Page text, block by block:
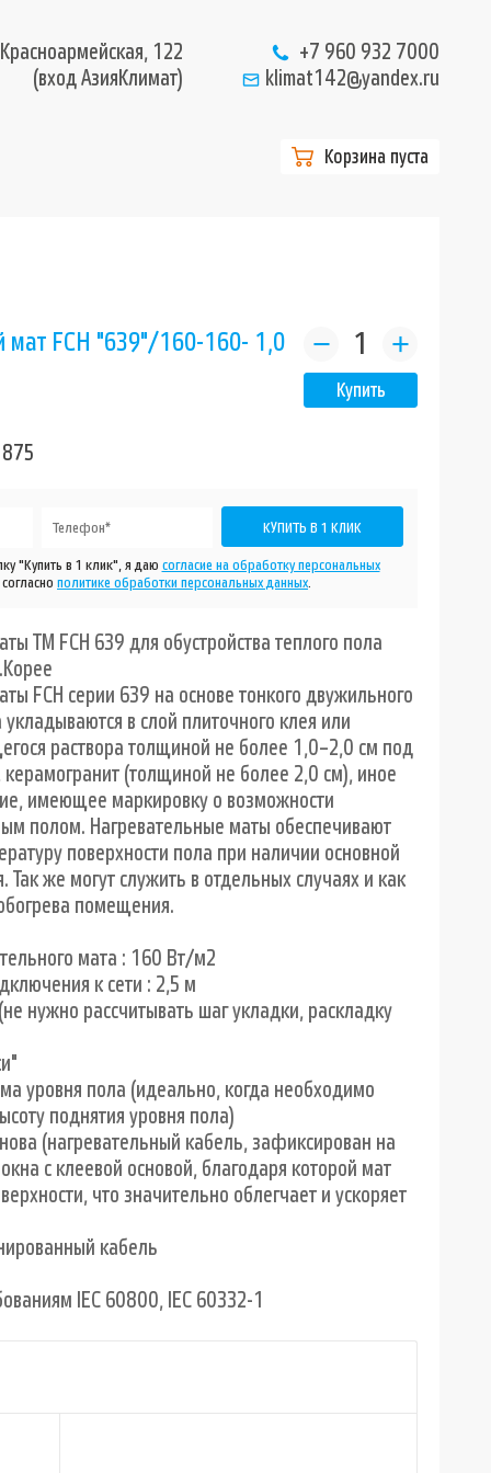
122
(вход АзияКлимат)
+7 960 932 7000
klimat142@yandex.ru
Корзина пуста
мат FCH "639"/160-160- 1,0
"Купить в 1 клик", я даю согласие на обработку персональных
политике обработки персональных данных
ТМ FCH 639 для обустройства теплого пола
FCH серии 639 на основе тонкого двужильного
в слой плиточного клея или
раствора толщиной не более 1,0–2,0 см под
(толщиной не более 2,0 см), иное
имеющее маркировку о возможности
полом. Нагревательные маты обеспечивают
поверхности пола при наличии основной
Так же могут служить в отдельных случаях и как
помещения.
мата : 160 Вт/м2
к сети : 2,5 м
нужно рассчитывать шаг укладки, раскладку
уровня пола (идеально, когда необходимо
поднятия уровня пола)
(нагревательный кабель, зафиксирован на
с клеевой основой, благодаря которой мат
что значительно облегчает и ускоряет
кабель
IEC 60800, IEC 60332-1